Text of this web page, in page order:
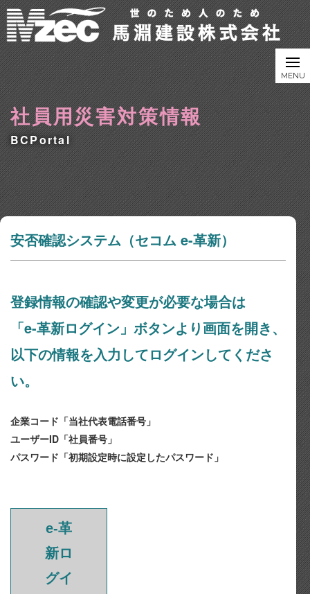
社員用災害対策情報
BCPortal
安否確認システム（セコム e-革新）
登録情報の確認や変更が必要な場合は
「e-革新ログイン」ボタンより画面を開き、
以下の情報を入力してログインしてくださ
い。
企業コード「当社代表電話番号」
ユーザーID「社員番号」
パスワード「初期設定時に設定したパスワード」
e-革
新ロ
グイ